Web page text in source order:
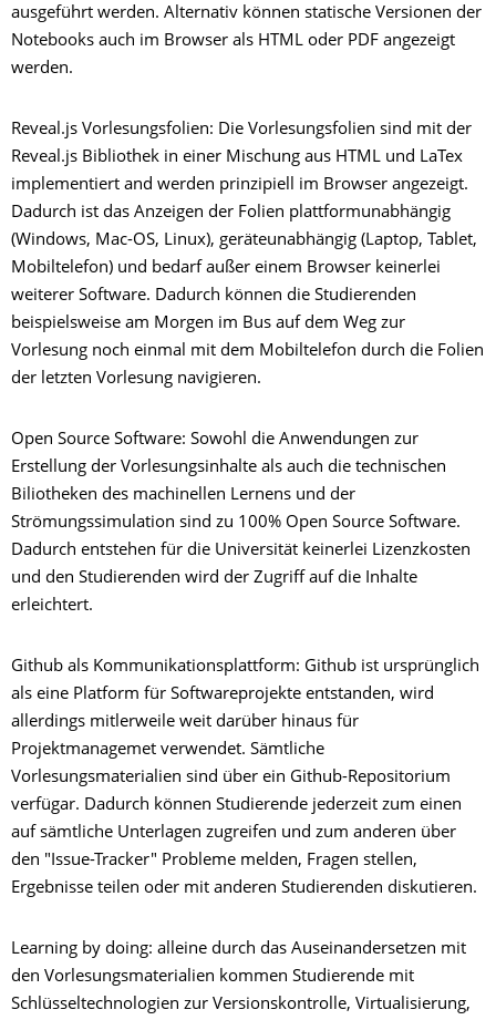
ausgeführt werden. Alternativ können statische Versionen der
Notebooks auch im Browser als HTML oder PDF angezeigt
werden.
Reveal.js Vorlesungsfolien: Die Vorlesungsfolien sind mit der
Reveal.js Bibliothek in einer Mischung aus HTML und LaTex
implementiert and werden prinzipiell im Browser angezeigt.
Dadurch ist das Anzeigen der Folien plattformunabhängig
(Windows, Mac-OS, Linux), geräteunabhängig (Laptop, Tablet,
Mobiltelefon) und bedarf außer einem Browser keinerlei
weiterer Software. Dadurch können die Studierenden
beispielsweise am Morgen im Bus auf dem Weg zur
Vorlesung noch einmal mit dem Mobiltelefon durch die Folien
der letzten Vorlesung navigieren.
Open Source Software: Sowohl die Anwendungen zur
Erstellung der Vorlesungsinhalte als auch die technischen
Biliotheken des machinellen Lernens und der
Strömungssimulation sind zu 100% Open Source Software.
Dadurch entstehen für die Universität keinerlei Lizenzkosten
und den Studierenden wird der Zugriff auf die Inhalte
erleichtert.
Github als Kommunikationsplattform: Github ist ursprünglich
als eine Platform für Softwareprojekte entstanden, wird
allerdings mitlerweile weit darüber hinaus für
Projektmanagemet verwendet. Sämtliche
Vorlesungsmaterialien sind über ein Github-Repositorium
verfügar. Dadurch können Studierende jederzeit zum einen
auf sämtliche Unterlagen zugreifen und zum anderen über
den "Issue-Tracker" Probleme melden, Fragen stellen,
Ergebnisse teilen oder mit anderen Studierenden diskutieren.
Learning by doing: alleine durch das Auseinandersetzen mit
den Vorlesungsmaterialien kommen Studierende mit
Schlüsseltechnologien zur Versionskontrolle, Virtualisierung,